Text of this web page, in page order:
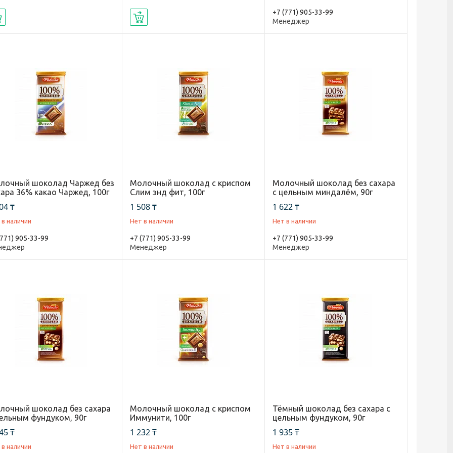
+7 (771) 905-33-99
Менеджер
шоколад Чаржед без
36% какао Чаржед, 100г
₸
наличии
905-33-99
Молочный шоколад с криспом
Слим энд фит, 100г
1 508 ₸
Нет в наличии
+7 (771) 905-33-99
Менеджер
Молочный шоколад без сахара
с цельным миндалём, 90г
1 622 ₸
Нет в наличии
+7 (771) 905-33-99
Менеджер
шоколад без сахара
фундуком, 90г
₸
наличии
Молочный шоколад с криспом
Иммунити, 100г
1 232 ₸
Нет в наличии
Тёмный шоколад без сахара с
цельным фундуком, 90г
1 935 ₸
Нет в наличии